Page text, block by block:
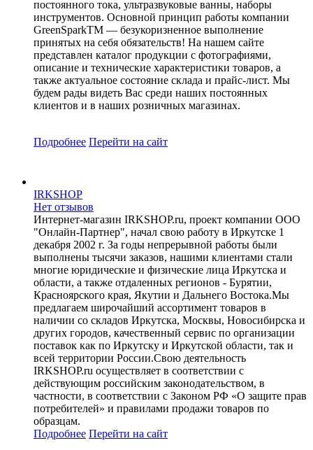
постоянного тока, ультразвуковые ванны, наборы
инструментов. Основной принцип работы компании
GreenSparkTM — безукоризненное выполнение
принятых на себя обязательств! На нашем сайте
представлен каталог продукции с фотографиями,
описание и технические характеристики товаров, а
также актуальное состояние склада и прайс-лист. Мы
будем рады видеть Вас среди наших постоянных
клиентов и в наших розничных магазинах.
Подробнее Перейти на сайт
IRKSHOP
Нет отзывов
Интернет-магазин IRKSHOP.ru, проект компании ООО
"Онлайн-Партнер", начал свою работу в Иркутске 1
декабря 2002 г. За годы непрерывной работы были
выполнены тысячи заказов, нашими клиентами стали
многие юридические и физические лица Иркутска и
области, а также отдаленных регионов - Бурятии,
Красноярского края, Якутии и Дальнего Востока.Мы
предлагаем широчайший ассортимент товаров в
наличии со складов Иркутска, Москвы, Новосибирска и
других городов, качественный сервис по организации
поставок как по Иркутску и Иркутской области, так и
всей территории России.Свою деятельность
IRKSHOP.ru осуществляет в соответствии с
действующим российским законодательством, в
частности, в соответствии с Законом РФ «О защите прав
потребителей» и правилами продажи товаров по
образцам.
Подробнее Перейти на сайт